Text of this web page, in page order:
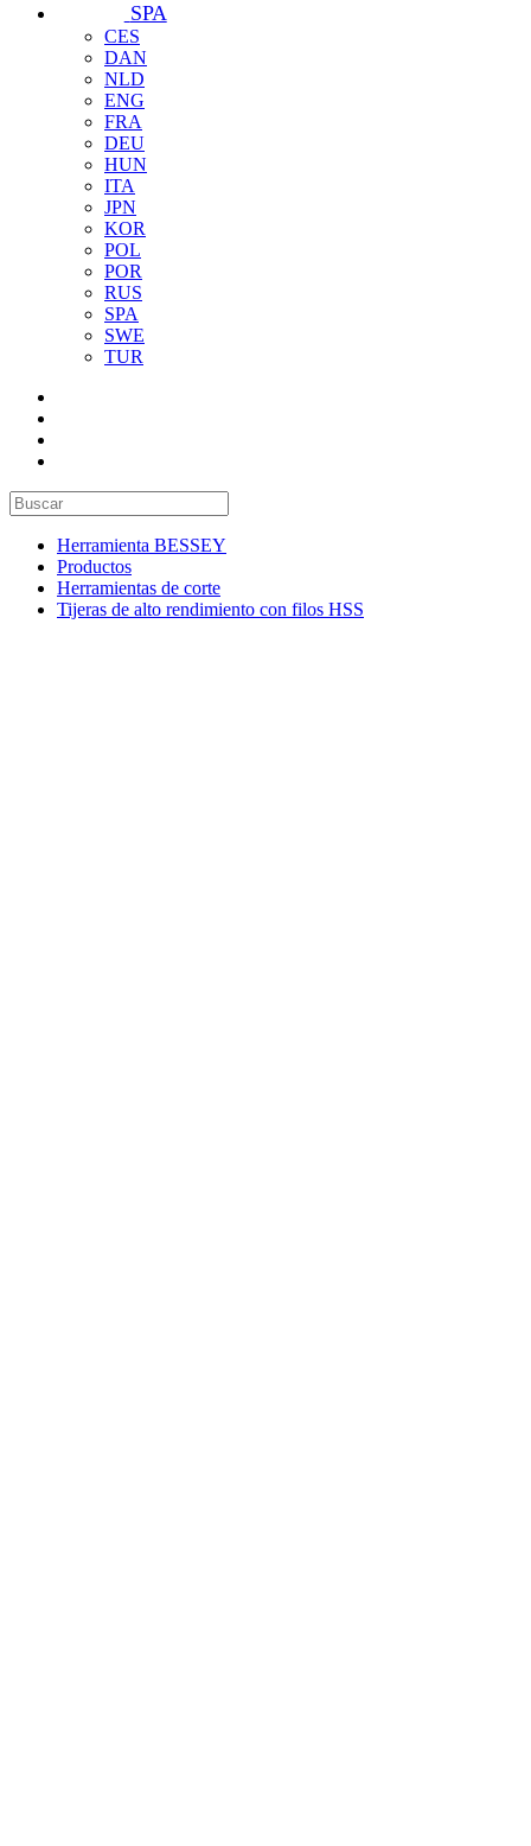
SPA
CES
DAN
NLD
ENG
FRA
DEU
HUN
ITA
JPN
KOR
POL
POR
RUS
SPA
SWE
TUR
Herramienta BESSEY
Productos
Herramientas de corte
Tijeras de alto rendimiento con filos HSS